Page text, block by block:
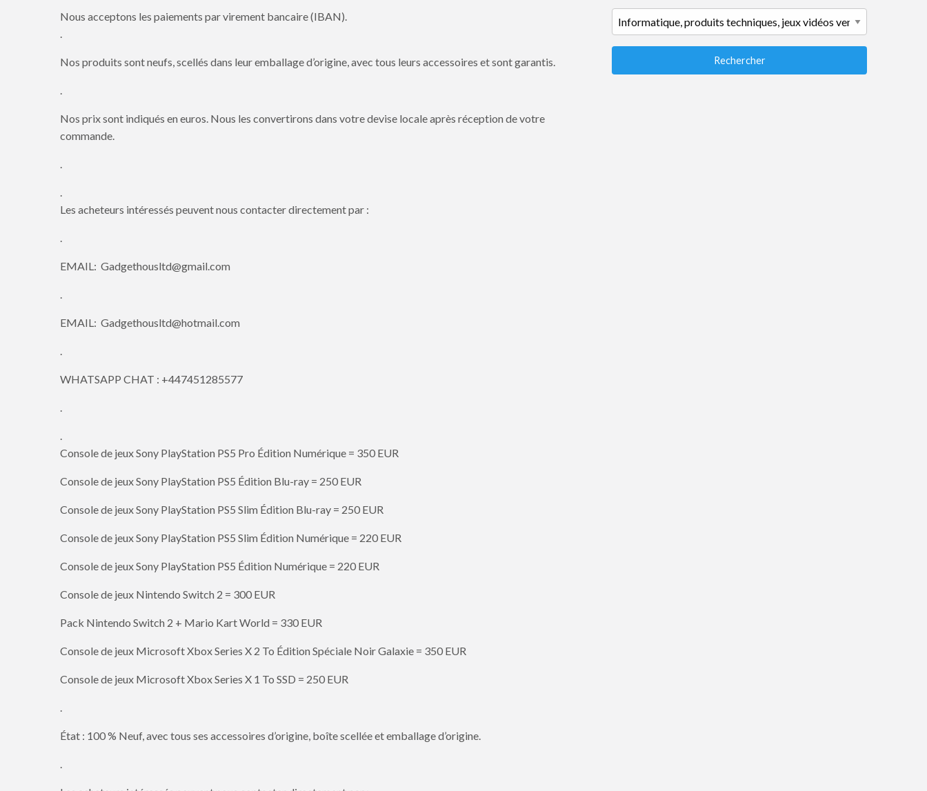
Nous acceptons les paiements par virement bancaire (IBAN).
.
Nos produits sont neufs, scellés dans leur emballage d’origine, avec tous leurs accessoires et sont garantis.
.
Nos prix sont indiqués en euros. Nous les convertirons dans votre devise locale après réception de votre
commande.
.
.
Les acheteurs intéressés peuvent nous contacter directement par :
.
EMAIL: Gadgethousltd@gmail.com
.
EMAIL: Gadgethousltd@hotmail.com
.
WHATSAPP CHAT : +447451285577
.
.
Console de jeux Sony PlayStation PS5 Pro Édition Numérique = 350 EUR
Console de jeux Sony PlayStation PS5 Édition Blu-ray = 250 EUR
Console de jeux Sony PlayStation PS5 Slim Édition Blu-ray = 250 EUR
Console de jeux Sony PlayStation PS5 Slim Édition Numérique = 220 EUR
Console de jeux Sony PlayStation PS5 Édition Numérique = 220 EUR
Console de jeux Nintendo Switch 2 = 300 EUR
Pack Nintendo Switch 2 + Mario Kart World = 330 EUR
Console de jeux Microsoft Xbox Series X 2 To Édition Spéciale Noir Galaxie = 350 EUR
Console de jeux Microsoft Xbox Series X 1 To SSD = 250 EUR
.
État : 100 % Neuf, avec tous ses accessoires d’origine, boîte scellée et emballage d’origine.
.
Rechercher